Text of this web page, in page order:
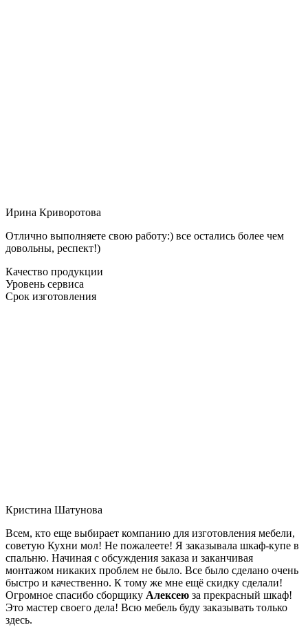
Ирина Криворотова
Отлично выполняете свою работу:) все остались более чем
довольны, респект!)
Качество продукции
Уровень сервиса
Срок изготовления
Кристина Шатунова
Всем, кто еще выбирает компанию для изготовления мебели,
советую Кухни мол! Не пожалеете! Я заказывала шкаф-купе в
спальню. Начиная с обсуждения заказа и заканчивая
монтажом никаких проблем не было. Все было сделано очень
быстро и качественно. К тому же мне ещё скидку сделали!
Огромное спасибо сборщику Алексею за прекрасный шкаф!
Это мастер своего дела! Всю мебель буду заказывать только
здесь.